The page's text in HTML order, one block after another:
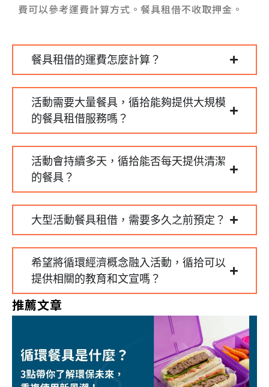
費可以參考運費計算方式。餐具租借不收取押金。
餐具租借的運費怎麼計算？
活動需要大量餐具，循拾能夠提供大規模
的餐具租借服務嗎？
活動會持續多天，循拾能否每天提供清潔
的餐具？
大型活動餐具租借，需要多久之前預定？
希望將循環經濟概念融入活動，循拾可以
提供相關的教育和文宣嗎？
推薦文章